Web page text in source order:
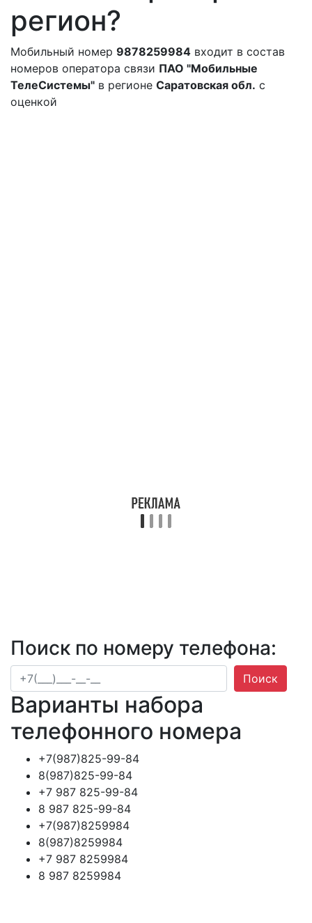
регион?
Мобильный номер 9878259984 входит в состав
номеров оператора связи ПАО "Мобильные
ТелеСистемы" в регионе Саратовская обл. с
оценкой
Поиск по номеру телефона:
Поиск
Варианты набора
телефонного номера
+7(987)825-99-84
8(987)825-99-84
+7 987 825-99-84
8 987 825-99-84
+7(987)8259984
8(987)8259984
+7 987 8259984
8 987 8259984